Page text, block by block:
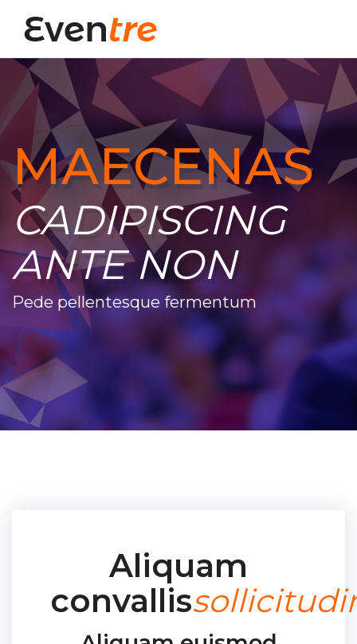
MAECENAS
CADIPISCING
ANTE NON
Pede pellentesque fermentum
Aliquam
convallis